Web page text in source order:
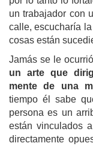
un trabajador con
calle, escucharía
cosas están
Jamás se le
un arte que
mente de una
tiempo él sabe
persona es un
están vinculados
directamente